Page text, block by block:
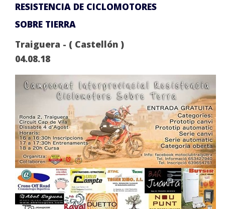
RESISTENCIA DE CICLOMOTORES
SOBRE TIERRA
Traiguera - ( Castellón )
04.08.18